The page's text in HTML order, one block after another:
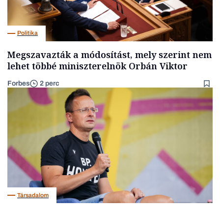
Politika
Megszavazták a módosítást, mely szerint nem
lehet többé miniszterelnök Orbán Viktor
Forbes 2 perc
Társadalom